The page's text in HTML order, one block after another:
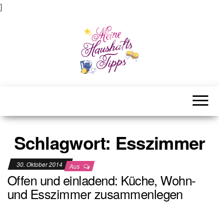
]
Schlagwort: Esszimmer
30. Oktober 2014 Aus
Offen und einladend: Küche, Wohn-
und Esszimmer zusammenlegen